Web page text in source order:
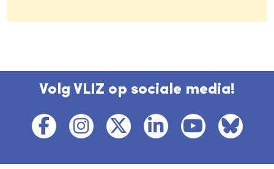
Volg VLIZ op sociale media!